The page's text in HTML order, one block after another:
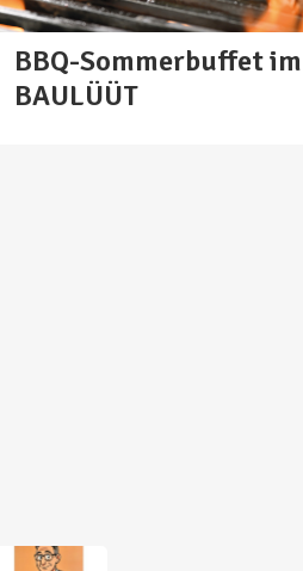
BBQ-Sommerbuffet im
BAULÜÜT